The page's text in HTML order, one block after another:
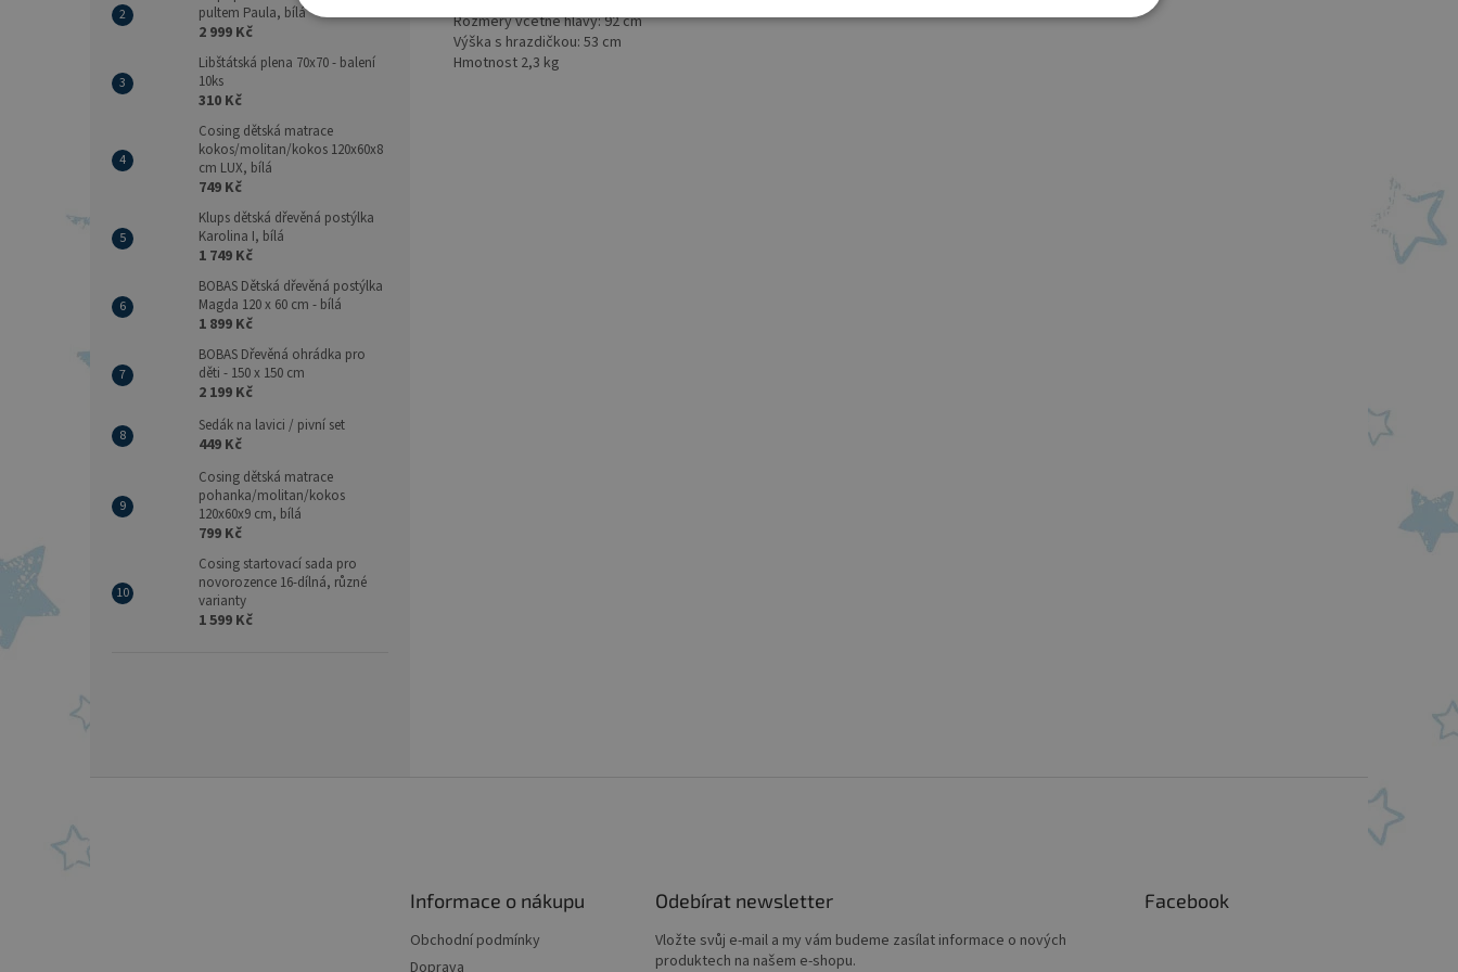
pultem Paula, bílá
2 999 Kč
Libštátská plena 70x70 - balení
10ks
310 Kč
Cosing dětská matrace
kokos/molitan/kokos 120x60x8
cm LUX, bílá
749 Kč
Klups dětská dřevěná postýlka
Karolina I, bílá
1 749 Kč
BOBAS Dětská dřevěná postýlka
Magda 120 x 60 cm - bílá
1 899 Kč
BOBAS Dřevěná ohrádka pro
děti - 150 x 150 cm
2 199 Kč
Sedák na lavici / pivní set
449 Kč
Cosing dětská matrace
pohanka/molitan/kokos
120x60x9 cm, bílá
799 Kč
Cosing startovací sada pro
novorozence 16-dílná, různé
varianty
1 599 Kč
Rozměry včetně hlavy: 92 cm
Výška s hrazdičkou: 53 cm
Hmotnost 2,3 kg
Informace o nákupu
Obchodní podmínky
Doprava
Odebírat newsletter
Vložte svůj e-mail a my vám budeme zasílat informace o nových
produktech na našem e-shopu.
Facebook